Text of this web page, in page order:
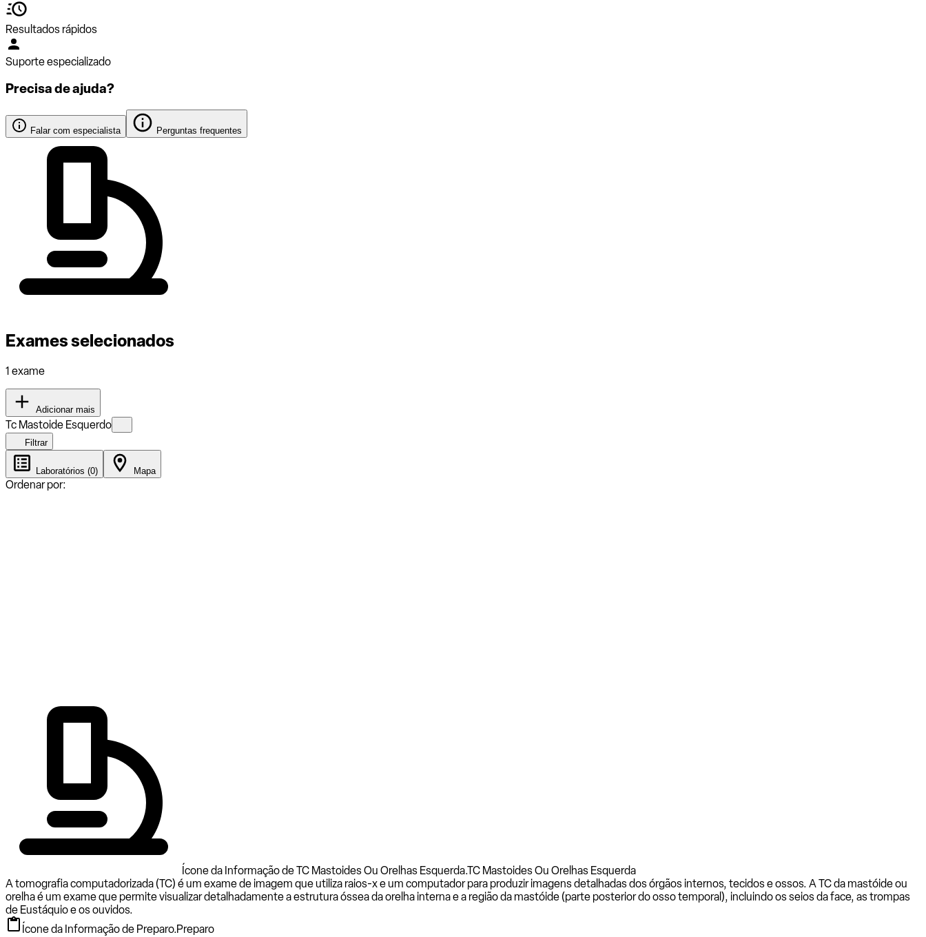
Resultados rápidos
Suporte especializado
Precisa de ajuda?
Falar com especialista Perguntas frequentes
Exames selecionados
1 exame
Adicionar mais
Tc Mastoide Esquerdo
Filtrar
Laboratórios (0) Mapa
Ordenar por:
Ícone da Informação de TC Mastoides Ou Orelhas Esquerda.TC Mastoides Ou Orelhas Esquerda
A tomografia computadorizada (TC) é um exame de imagem que utiliza raios-x e um computador para produzir imagens detalhadas dos órgãos internos, tecidos e ossos. A TC da mastóide ou
orelha é um exame que permite visualizar detalhadamente a estrutura óssea da orelha interna e a região da mastóide (parte posterior do osso temporal), incluindo os seios da face, as trompas
de Eustáquio e os ouvidos.
Ícone da Informação de Preparo.Preparo